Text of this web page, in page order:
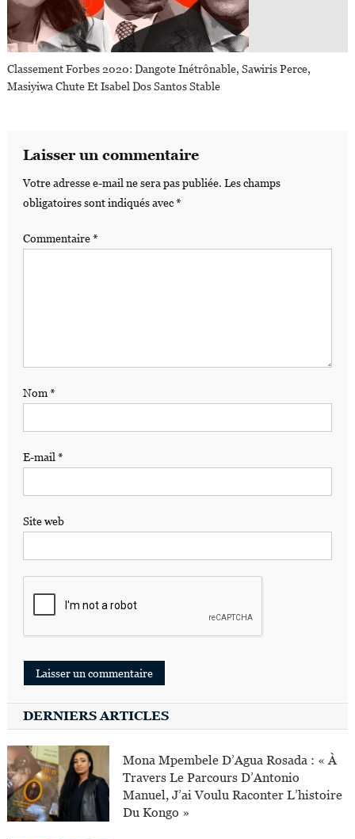
Classement Forbes 2020: Dangote Inétrônable, Sawiris Perce,
Masiyiwa Chute Et Isabel Dos Santos Stable
Laisser un commentaire
Votre adresse e-mail ne sera pas publiée. Les champs
obligatoires sont indiqués avec*
Commentaire*
Nom*
E-mail *
Site web
DERNIERS ARTICLES
Mona Mpembele D’Agua Rosada : « À
Travers Le Parcours D’Antonio
Manuel, J’ai Voulu Raconter L’histoire
Du Kongo »